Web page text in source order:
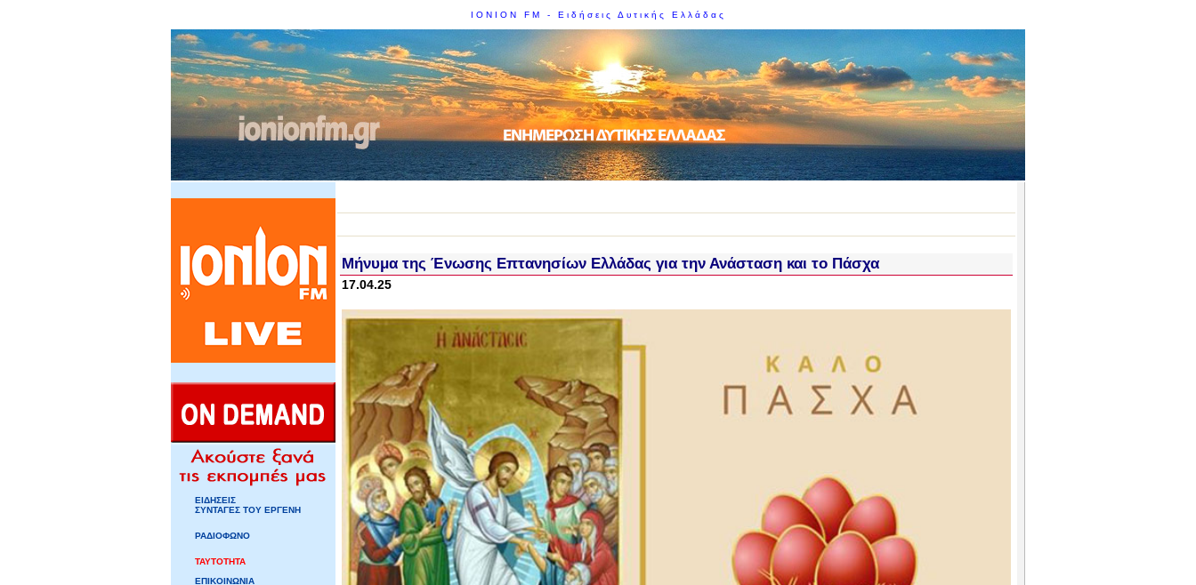
IONION FM - Ειδήσεις Δυτικής Ελλάδας
ΕΙΔΗΣΕΙΣ
ΣΥΝΤΑΓΕΣ ΤΟΥ ΕΡΓΕΝΗ
ΡΑΔΙΟΦΩΝΟ
ΤΑΥΤΟΤΗΤΑ
ΕΠΙΚΟΙΝΩΝΙΑ
Μήνυμα της Ένωσης Επτανησίων Ελλάδας για την Ανάσταση και το Πάσχα
17.04.25